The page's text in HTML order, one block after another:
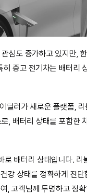
심도 증가하고 있지만,
중고 전기차는 배터리
딜러가 새로운 플랫폼,
, 배터리 상태를 포함한
로 배터리 상태입니다. 리
강 상태를 정확하게 진단
, 고객님께 투명하고 정